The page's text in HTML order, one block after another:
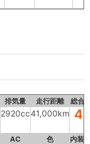
排気量 走行距離 総合
2920cc41,000km
AC 色 内装